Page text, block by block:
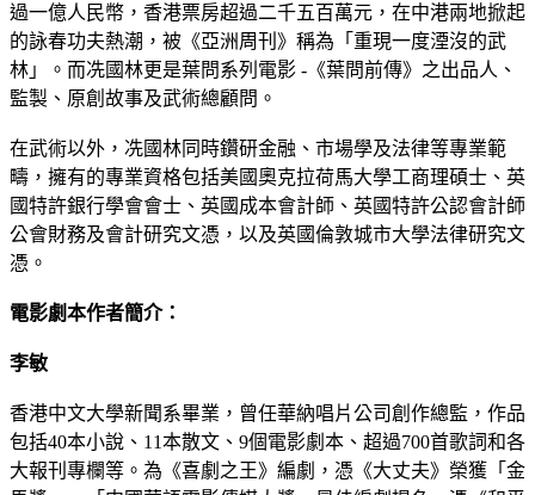
過一億人民幣，香港票房超過二千五百萬元，在中港兩地掀起
的詠春功夫熱潮，被《亞洲周刊》稱為「重現一度湮沒的武
林」。而冼國林更是葉問系列電影 -《葉問前傳》之出品人、
監製、原創故事及武術總顧問。
在武術以外，冼國林同時鑽研金融、市場學及法律等專業範
疇，擁有的專業資格包括美國奧克拉荷馬大學工商理碩士、英
國特許銀行學會會士、英國成本會計師、英國特許公認會計師
公會財務及會計研究文憑，以及英國倫敦城市大學法律研究文
憑。
電影劇本作者簡介：
李敏
香港中文大學新聞系畢業，曾任華納唱片公司創作總監，作品
包括40本小說、11本散文、9個電影劇本、超過700首歌詞和各
大報刊專欄等。為《喜劇之王》編劇，憑《大丈夫》榮獲「金